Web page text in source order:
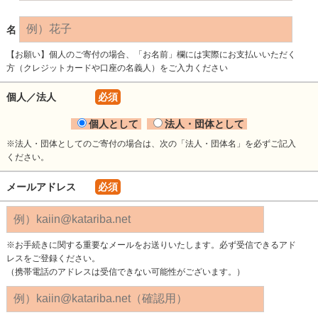
名
【お願い】個人のご寄付の場合、「お名前」欄には実際にお支払いいただく
方（クレジットカードや口座の名義人）をご入力ください
個人／法人 必須
個人として 法人・団体として
※法人・団体としてのご寄付の場合は、次の「法人・団体名」を必ずご記入
ください。
メールアドレス 必須
※お手続きに関する重要なメールをお送りいたします。必ず受信できるアド
レスをご登録ください。
（携帯電話のアドレスは受信できない可能性がございます。）